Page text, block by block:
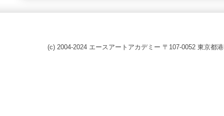
(c) 2004-2024 エースアートアカデミー 〒107-0052 東京都